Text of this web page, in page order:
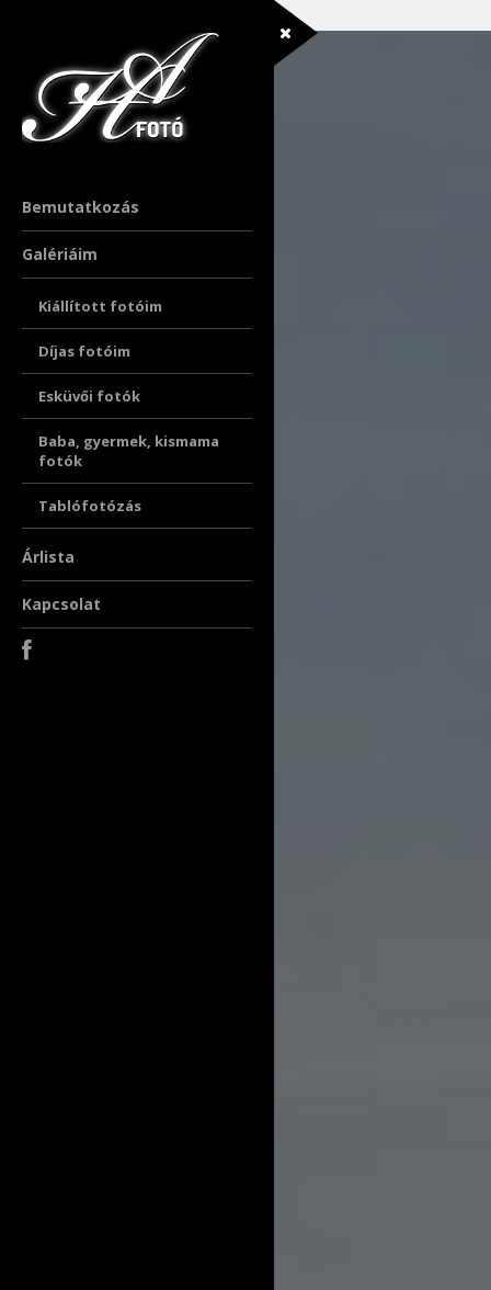
Bemutatkozás
Galériáim
Kiállított fotóim
Díjas fotóim
Esküvői fotók
Baba, gyermek, kismama
fotók
Tablófotózás
Árlista
Kapcsolat